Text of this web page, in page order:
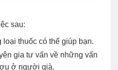
sau:
loại thuốc có thể giúp bạn.
gia tư vấn về những vấn
ở người già.